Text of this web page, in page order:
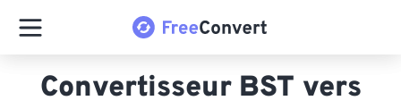
Convertisseur BST vers